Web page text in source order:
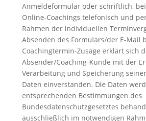
Anmeldeformular oder schriftlich,
Online-Coachings telefonisch und
Rahmen der individuellen
Absenden des Formulars/der E-Mail
Coachingtermin-Zusage erklärt sich
Absender/Coaching-Kunde mit der
Verarbeitung und Speicherung
Daten einverstanden. Die Daten
entsprechenden Bestimmungen des
Bundesdatenschutzgesetztes
ausschließlich im notwendigen